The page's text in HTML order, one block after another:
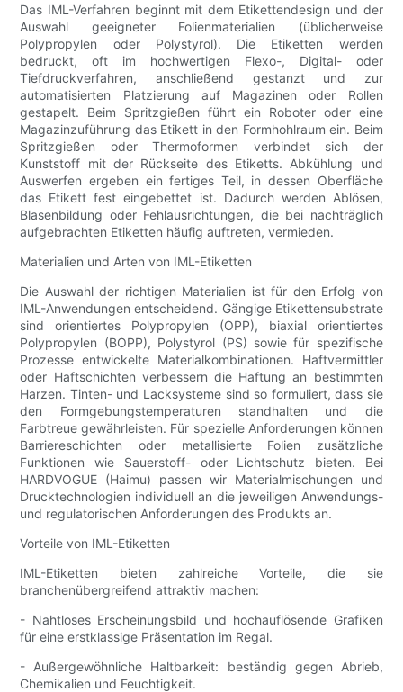
Das IML-Verfahren beginnt mit dem Etikettendesign und der
Auswahl geeigneter Folienmaterialien (üblicherweise
Polypropylen oder Polystyrol). Die Etiketten werden
bedruckt, oft im hochwertigen Flexo-, Digital- oder
Tiefdruckverfahren, anschließend gestanzt und zur
automatisierten Platzierung auf Magazinen oder Rollen
gestapelt. Beim Spritzgießen führt ein Roboter oder eine
Magazinzuführung das Etikett in den Formhohlraum ein. Beim
Spritzgießen oder Thermoformen verbindet sich der
Kunststoff mit der Rückseite des Etiketts. Abkühlung und
Auswerfen ergeben ein fertiges Teil, in dessen Oberfläche
das Etikett fest eingebettet ist. Dadurch werden Ablösen,
Blasenbildung oder Fehlausrichtungen, die bei nachträglich
aufgebrachten Etiketten häufig auftreten, vermieden.
Materialien und Arten von IML-Etiketten
Die Auswahl der richtigen Materialien ist für den Erfolg von
IML-Anwendungen entscheidend. Gängige Etikettensubstrate
sind orientiertes Polypropylen (OPP), biaxial orientiertes
Polypropylen (BOPP), Polystyrol (PS) sowie für spezifische
Prozesse entwickelte Materialkombinationen. Haftvermittler
oder Haftschichten verbessern die Haftung an bestimmten
Harzen. Tinten- und Lacksysteme sind so formuliert, dass sie
den Formgebungstemperaturen standhalten und die
Farbtreue gewährleisten. Für spezielle Anforderungen können
Barriereschichten oder metallisierte Folien zusätzliche
Funktionen wie Sauerstoff- oder Lichtschutz bieten. Bei
HARDVOGUE (Haimu) passen wir Materialmischungen und
Drucktechnologien individuell an die jeweiligen Anwendungs-
und regulatorischen Anforderungen des Produkts an.
Vorteile von IML-Etiketten
IML-Etiketten bieten zahlreiche Vorteile, die sie
branchenübergreifend attraktiv machen:
- Nahtloses Erscheinungsbild und hochauflösende Grafiken
für eine erstklassige Präsentation im Regal.
- Außergewöhnliche Haltbarkeit: beständig gegen Abrieb,
Chemikalien und Feuchtigkeit.